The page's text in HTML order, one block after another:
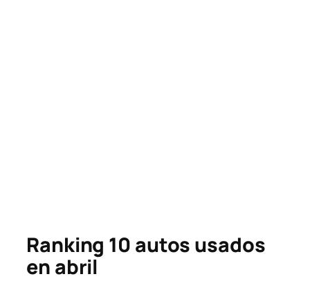
Ranking 10 autos usados
en abril